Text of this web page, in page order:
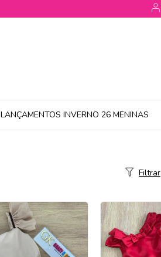
LANÇAMENTOS INVERNO 26 MENINAS
Filtrar